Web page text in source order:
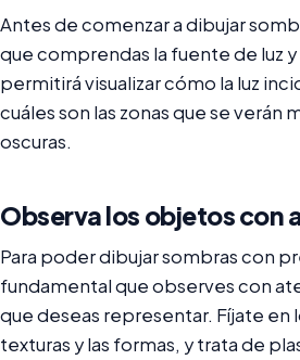
Antes de comenzar a dibujar
que comprendas la fuente de luz
permitirá visualizar cómo la luz
cuáles son las zonas que se verán
oscuras.
Observa los objetos con
Para poder dibujar sombras con
fundamental que observes con
que deseas representar. Fíjate en
texturas y las formas, y trata de